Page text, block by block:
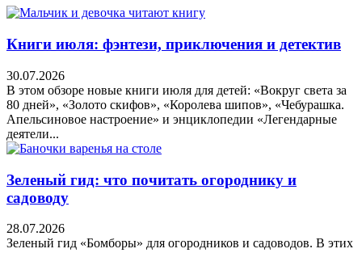
Книги июля: фэнтези, приключения и детектив
30.07.2026
В этом обзоре новые книги июля для детей: «Вокруг света за
80 дней», «Золото скифов», «Королева шипов», «Чебурашка.
Апельсиновое настроение» и энциклопедии «Легендарные
деятели...
Зеленый гид: что почитать огороднику и
садоводу
28.07.2026
Зеленый гид «Бомборы» для огородников и садоводов. В этих